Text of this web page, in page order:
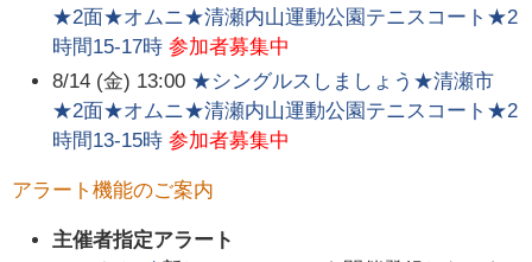
★2面★オムニ★清瀬内山運動公園テニスコート★2
時間15-17時 参加者募集中
8/14 (金) 13:00 ★シングルスしましょう★清瀬市
★2面★オムニ★清瀬内山運動公園テニスコート★2
時間13-15時 参加者募集中
アラート機能のご案内
主催者指定アラート